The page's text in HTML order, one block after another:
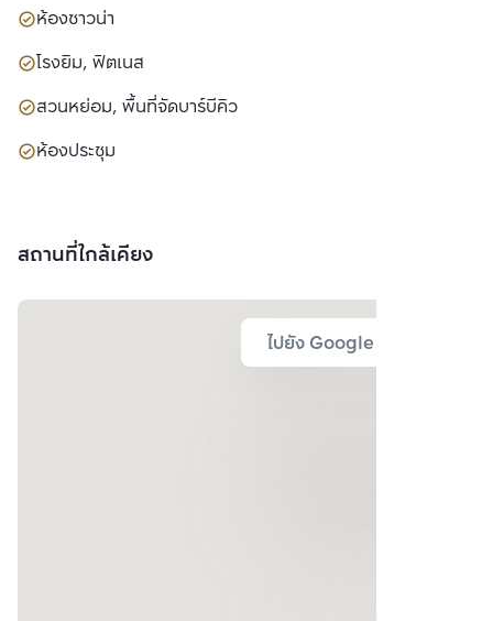
ห้องซาวน่า
โรงยิม, ฟิตเนส
สวนหย่อม, พื้นที่จัดบาร์บีคิว
ห้องประชุม
สถานที่ใกล้เคียง
ไปยัง Google Map